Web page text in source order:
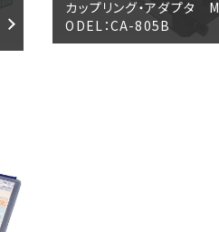
カップリング・アダプタ M
ODEL：CA-805B